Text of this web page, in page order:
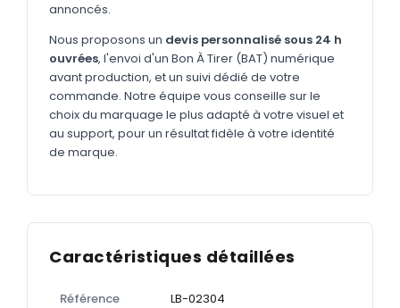
annoncés.
Nous proposons un devis personnalisé sous 24 h
ouvrées, l'envoi d'un Bon À Tirer (BAT) numérique
avant production, et un suivi dédié de votre
commande. Notre équipe vous conseille sur le
choix du marquage le plus adapté à votre visuel et
au support, pour un résultat fidèle à votre identité
de marque.
Caractéristiques détaillées
Référence LB-02304